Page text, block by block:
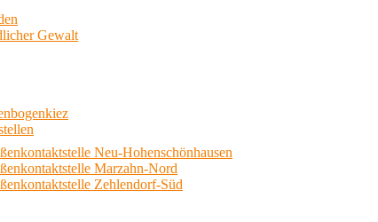
Gewalt
Neu-Hohenschönhausen
Marzahn-Nord
Zehlendorf-Süd